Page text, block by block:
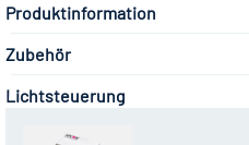
Produktinformation
Zubehör
Lichtsteuerung